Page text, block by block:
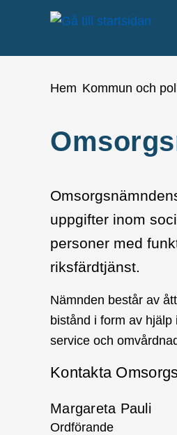
Gå till innehåll
till sidomeny
Du är här:
Hem Kommun och
uppgifter inom
personer med
riksfärdtjänst.
Nämnden består av
bistånd i form av
service och
Kontakta
Margareta Pauli
Ordförande